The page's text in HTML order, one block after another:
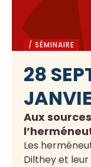
/ SÉMINAIRE
28
Aux
Les
Dilthey et